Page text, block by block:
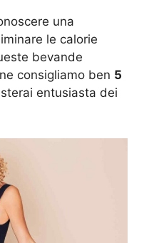
una
le calorie
bevande
consigliamo ben 5
entusiasta dei